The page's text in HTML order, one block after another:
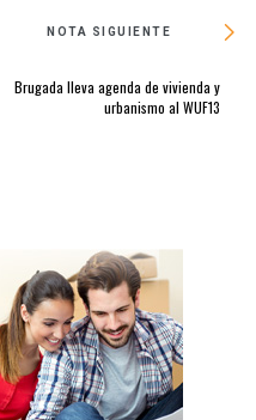
NOTA SIGUIENTE
Brugada lleva agenda de vivienda y
urbanismo al WUF13